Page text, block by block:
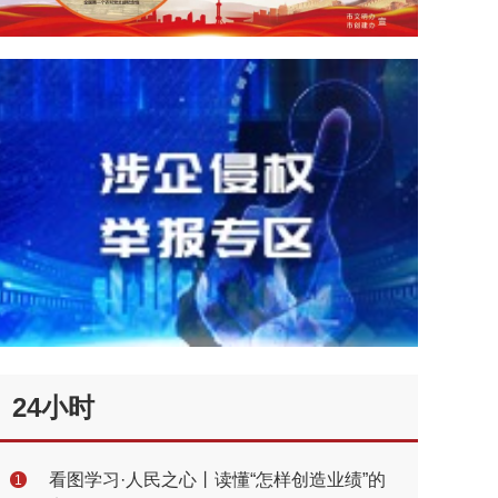
24小时
1
看图学习·人民之心丨读懂“怎样创造业绩”的